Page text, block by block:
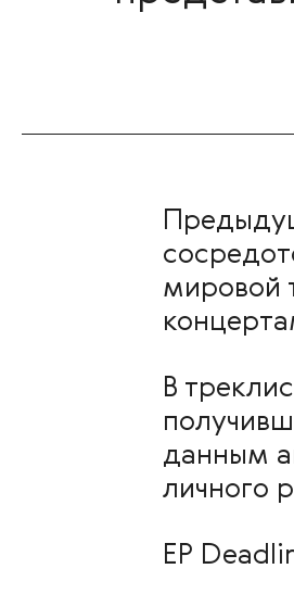
мировой
В
данным
личного
EP